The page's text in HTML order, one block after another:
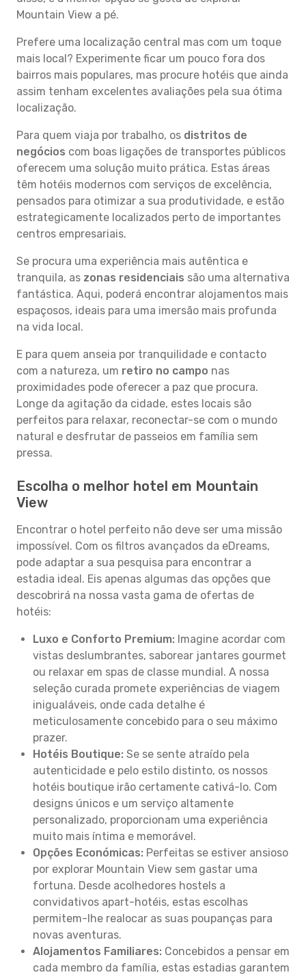
Mountain View a pé.
Prefere uma localização central mas com um toque
mais local? Experimente ficar um pouco fora dos
bairros mais populares, mas procure hotéis que ainda
assim tenham excelentes avaliações pela sua ótima
localização.
Para quem viaja por trabalho, os distritos de
negócios com boas ligações de transportes públicos
oferecem uma solução muito prática. Estas áreas
têm hotéis modernos com serviços de excelência,
pensados para otimizar a sua produtividade, e estão
estrategicamente localizados perto de importantes
centros empresariais.
Se procura uma experiência mais autêntica e
tranquila, as zonas residenciais são uma alternativa
fantástica. Aqui, poderá encontrar alojamentos mais
espaçosos, ideais para uma imersão mais profunda
na vida local.
E para quem anseia por tranquilidade e contacto
com a natureza, um retiro no campo nas
proximidades pode oferecer a paz que procura.
Longe da agitação da cidade, estes locais são
perfeitos para relaxar, reconectar-se com o mundo
natural e desfrutar de passeios em família sem
pressa.
Escolha o melhor hotel em Mountain
View
Encontrar o hotel perfeito não deve ser uma missão
impossível. Com os filtros avançados da eDreams,
pode adaptar a sua pesquisa para encontrar a
estadia ideal. Eis apenas algumas das opções que
descobrirá na nossa vasta gama de ofertas de
hotéis:
Luxo e Conforto Premium: Imagine acordar com
vistas deslumbrantes, saborear jantares gourmet
ou relaxar em spas de classe mundial. A nossa
seleção curada promete experiências de viagem
inigualáveis, onde cada detalhe é
meticulosamente concebido para o seu máximo
prazer.
Hotéis Boutique: Se se sente atraído pela
autenticidade e pelo estilo distinto, os nossos
hotéis boutique irão certamente cativá-lo. Com
designs únicos e um serviço altamente
personalizado, proporcionam uma experiência
muito mais íntima e memorável.
Opções Económicas: Perfeitas se estiver ansioso
por explorar Mountain View sem gastar uma
fortuna. Desde acolhedores hostels a
convidativos apart-hotéis, estas escolhas
permitem-lhe realocar as suas poupanças para
novas aventuras.
Alojamentos Familiares: Concebidos a pensar em
cada membro da família, estas estadias garantem